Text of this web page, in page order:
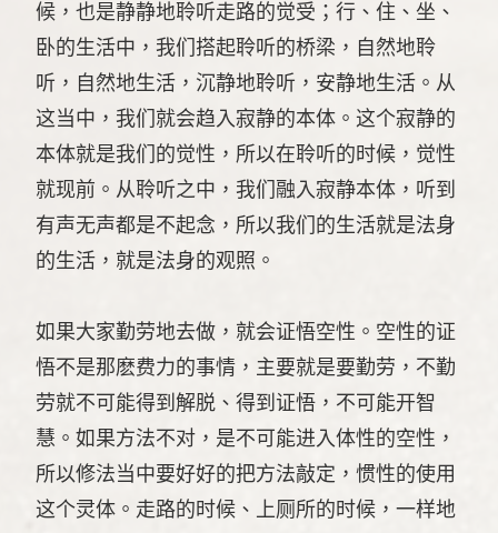
候，也是静静地聆听走路的觉受；行、住、坐、
卧的生活中，我们搭起聆听的桥梁，自然地聆
听，自然地生活，沉静地聆听，安静地生活。从
这当中，我们就会趋入寂静的本体。这个寂静的
本体就是我们的觉性，所以在聆听的时候，觉性
就现前。从聆听之中，我们融入寂静本体，听到
有声无声都是不起念，所以我们的生活就是法身
的生活，就是法身的观照。
如果大家勤劳地去做，就会证悟空性。空性的证
悟不是那麽费力的事情，主要就是要勤劳，不勤
劳就不可能得到解脱、得到证悟，不可能开智
慧。如果方法不对，是不可能进入体性的空性，
所以修法当中要好好的把方法敲定，惯性的使用
这个灵体。走路的时候、上厕所的时候，一样地